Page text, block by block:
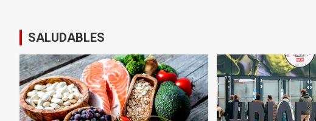
SALUDABLES